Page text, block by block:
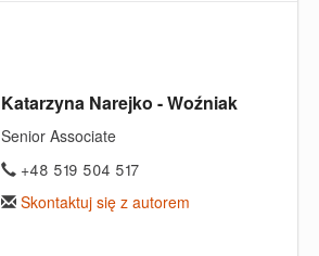
Katarzyna Narejko - Woźniak
Senior Associate
+48 519 504 517
Skontaktuj się z autorem